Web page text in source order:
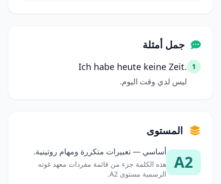
جمل أمثلة
1
Ich habe heute keine Zeit.
ليس لدي وقت اليوم.
المستوى
A2
أساسي — تعبيرات متكررة ومهام روتينية.
هذه الكلمة جزء من قائمة مفردات معهد غوته
الرسمية مستوى A2.